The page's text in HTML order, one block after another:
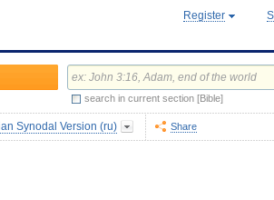
Register
search in current section [Bible]
Synodal Version (ru) Share